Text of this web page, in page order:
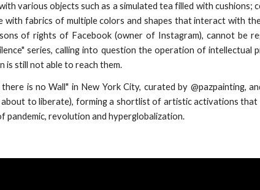
various objects such as a simulated tea filled with cushions;
with fabrics of multiple colors and shapes that interact with
of rights of Facebook (owner of Instagram), cannot be
series, calling into question the operation of intellectual
is still not able to reach them.
is no Wall" in New York City, curated by @pazpainting,
to liberate), forming a shortlist of artistic activations that
pandemic, revolution and hyperglobalization.